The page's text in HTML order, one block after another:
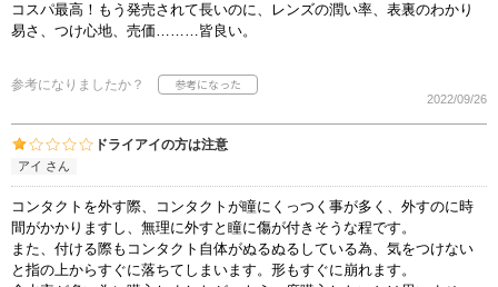
コスパ最高！もう発売されて長いのに、レンズの潤い率、表裏のわかり
易さ、つけ心地、売価………皆良い。
参考になりましたか？
2022/09/26
ドライアイの方は注意
アイ さん
コンタクトを外す際、コンタクトが瞳にくっつく事が多く、外すのに時
間がかかりますし、無理に外すと瞳に傷が付きそうな程です。
また、付ける際もコンタクト自体がぬるぬるしている為、気をつけない
と指の上からすぐに落ちてしまいます。形もすぐに崩れます。